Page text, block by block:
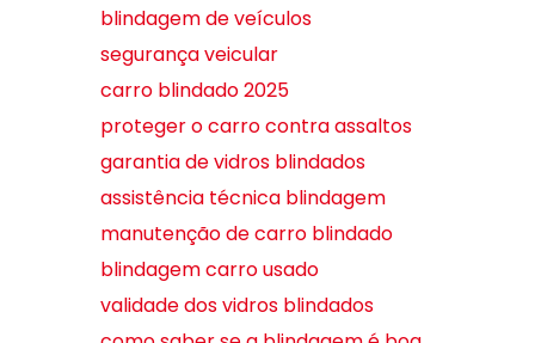
blindagem de veículos
segurança veicular
carro blindado 2025
proteger o carro contra assaltos
garantia de vidros blindados
assistência técnica blindagem
manutenção de carro blindado
blindagem carro usado
validade dos vidros blindados